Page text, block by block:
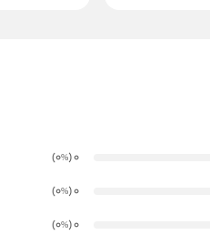
0
(0
%
)
0
(0
%
)
0
(0
%
)